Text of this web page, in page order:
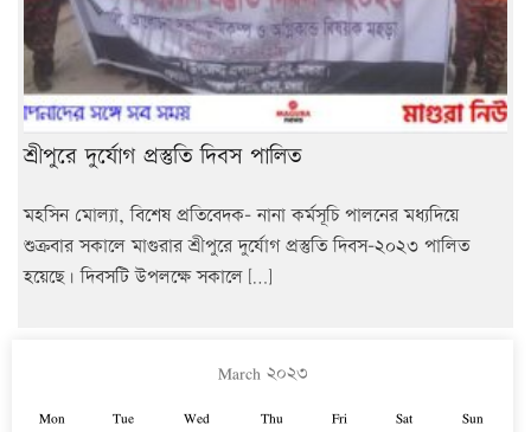
শ্রীপুরে দুর্যোগ প্রস্তুতি দিবস পালিত
মহসিন মোল্যা, বিশেষ প্রতিবেদক- নানা কর্মসূচি পালনের মধ্যদিয়ে
শুক্রবার সকালে মাগুরার শ্রীপুরে দুর্যোগ প্রস্তুতি দিবস-২০২৩ পালিত
হয়েছে। দিবসটি উপলক্ষে সকালে […]
March ২০২৩
Mon Tue Wed Thu Fri Sat Sun